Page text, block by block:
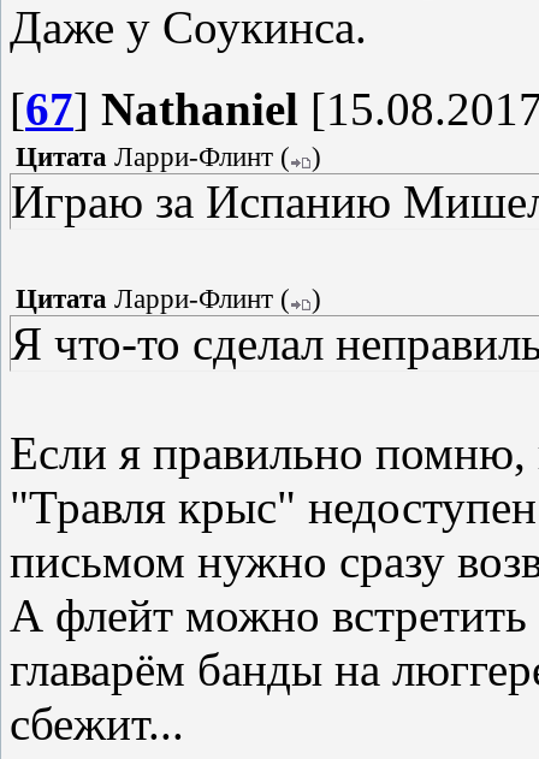
Даже у Соукинса.
[67] Nathaniel
Цитата Ларри-Флинт ( )
Играю за Испанию
Цитата Ларри-Флинт ( )
Я что-то сделал
Если я правильно помню,
"Травля крыс"
письмом нужно сразу
А флейт можно
главарём банды на
сбежит...